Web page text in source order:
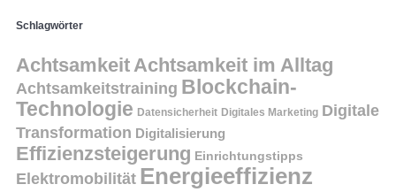
Schlagwörter
AchtsamkeitAchtsamkeit im Alltag
Achtsamkeitstraining Blockchain-
Technologie Datensicherheit Digitales Marketing Digitale
Transformation Digitalisierung
Effizienzsteigerung Einrichtungstipps
Elektromobilität Energieeffizienz